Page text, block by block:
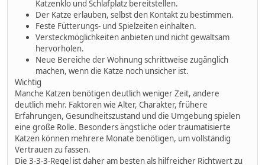
Katzenklo und Schlafplatz bereitstellen.
Der Katze erlauben, selbst den Kontakt zu bestimmen.
Feste Fütterungs- und Spielzeiten einhalten.
Versteckmöglichkeiten anbieten und nicht gewaltsam
hervorholen.
Neue Bereiche der Wohnung schrittweise zugänglich
machen, wenn die Katze noch unsicher ist.
Wichtig
Manche Katzen benötigen deutlich weniger Zeit, andere
deutlich mehr. Faktoren wie Alter, Charakter, frühere
Erfahrungen, Gesundheitszustand und die Umgebung spielen
eine große Rolle. Besonders ängstliche oder traumatisierte
Katzen können mehrere Monate benötigen, um vollständig
Vertrauen zu fassen.
Die 3-3-3-Regel ist daher am besten als hilfreicher Richtwert zu